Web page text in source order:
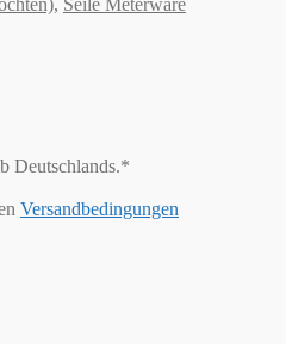
, Seile Meterware
Deutschlands.*
Versandbedingungen